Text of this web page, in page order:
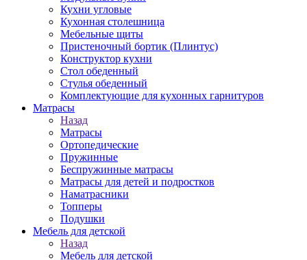
Кухни угловые
Кухонная столешница
Мебельные щиты
Пристеночный бортик (Плинтус)
Конструктор кухни
Стол обеденный
Стулья обеденный
Комплектующие для кухонных гарнитуров
Матраcы
Назад
Матраcы
Ортопедические
Пружинные
Беспружинные матрасы
Матрасы для детей и подростков
Наматрасники
Топперы
Подушки
Мебель для детской
Назад
Мебель для детской